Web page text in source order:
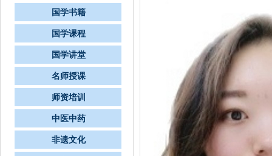
国学书籍
国学课程
国学讲堂
名师授课
师资培训
中医中药
非遗文化